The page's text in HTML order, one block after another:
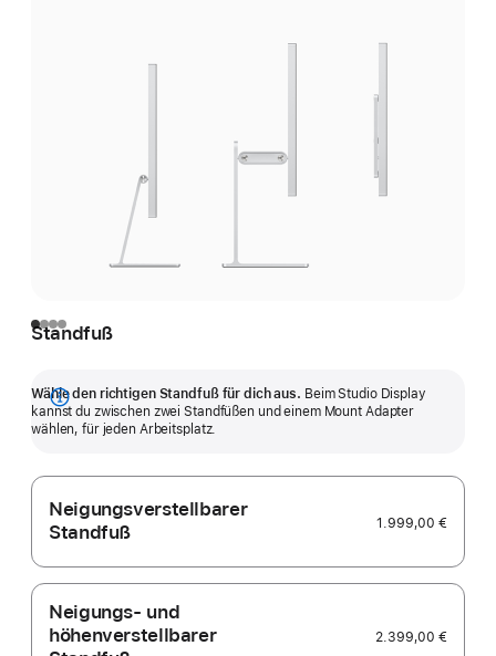
Standfuß
Wähle den richtigen Standfuß für dich aus. Beim Studio Display
kannst du zwischen zwei Stand­füßen und einem Mount Adapter
wählen, für jeden Arbeitsplatz.
Mehr
anzeigen
Neigungsverstellbarer
Standfuß
1.999,00 €
Neigungs- und
höhenverstellbarer
2.399,00 €